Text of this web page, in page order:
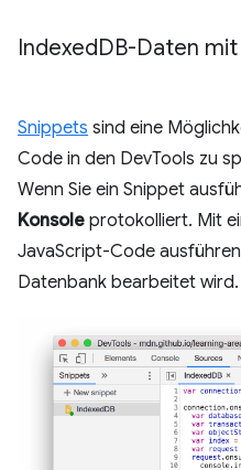
IndexedDB-Daten
Snippets sind eine
Code in den DevTools zu
Wenn Sie ein Snippet
Konsole protokolliert. Mit
JavaScript-Code
Datenbank bearbeitet wird.